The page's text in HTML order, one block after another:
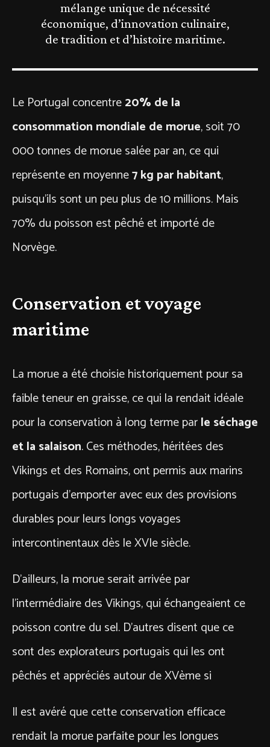
mélange unique de nécessité
économique, d’innovation culinaire,
de tradition et d’histoire maritime.
Le Portugal concentre20% de la
consommation mondiale de morue, soit 70
000 tonnes de morue salée par an, ce qui
représente en moyenne7 kg par habitant,
puisqu’ils sont un peu plus de 10 millions. Mais
70% du poisson est pêché et importé de
Norvège.
Conservation et voyage
maritime
La morue a été choisie historiquement pour sa
faible teneur en graisse, ce qui la rendait idéale
pour la conservation à long terme parle séchage
et la salaison. Ces méthodes, héritées des
Vikings et des Romains, ont permis aux marins
portugais d’emporter avec eux des provisions
durables pour leurs longs voyages
intercontinentaux dès le XVIe siècle.
D’ailleurs, la morue serait arrivée par
l’intermédiaire des Vikings, qui échangeaient ce
poisson contre du sel. D’autres disent que ce
sont des explorateurs portugais qui les ont
pêchés et appréciés autour de XVème si
Il est avéré que cette conservation efficace
rendait la morue parfaite pour les longues